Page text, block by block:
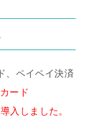
、ペイペイ決済
ード
入しました。